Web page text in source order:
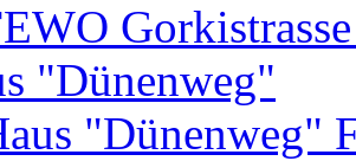
"Dünenweg"
"Dünenweg"